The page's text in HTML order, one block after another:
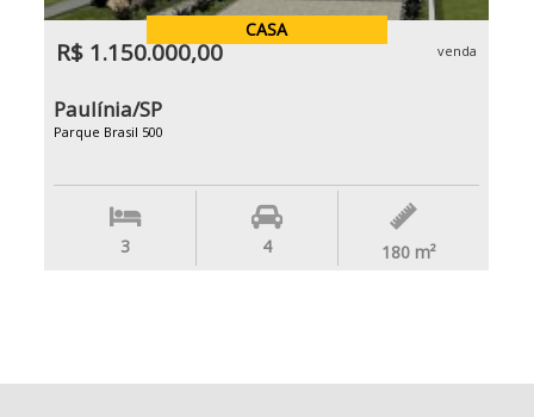
CASA
R$ 1.150.000,00 venda
Paulínia/SP
Parque Brasil 500
3 4 180 m²